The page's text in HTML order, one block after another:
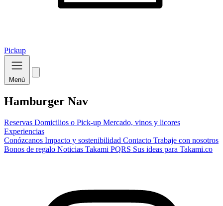
Pickup
Menú
Hamburger Nav
Reservas Domicilios o Pick-up Mercado, vinos y licores
Experiencias
Conózcanos Impacto y sostenibilidad Contacto Trabaje con nosotros
Bonos de regalo Noticias Takami PQRS Sus ideas para Takami.co